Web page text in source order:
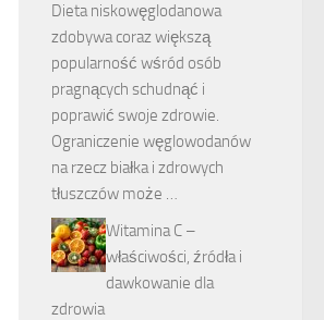
Dieta niskowęglodanowa
zdobywa coraz większą
popularność wśród osób
pragnących schudnąć i
poprawić swoje zdrowie.
Ograniczenie węglowodanów
na rzecz białka i zdrowych
tłuszczów może …
Witamina C –
właściwości, źródła i
dawkowanie dla
zdrowia